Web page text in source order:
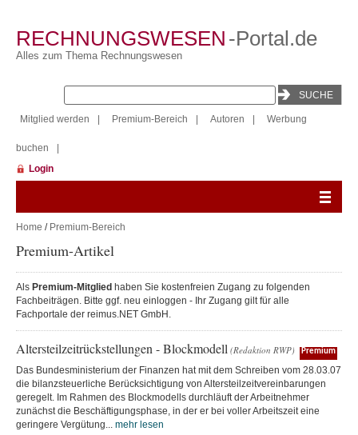
RECHNUNGSWESEN -Portal.de
Alles zum Thema Rechnungswesen
Mitglied werden Premium-Bereich Autoren Werbung
buchen
Login
Home / Premium-Bereich
Premium-Artikel
Als Premium-Mitglied haben Sie kostenfreien Zugang zu folgenden
Fachbeiträgen. Bitte ggf. neu einloggen - Ihr Zugang gilt für alle
Fachportale der reimus.NET GmbH.
Altersteilzeitrückstellungen - Blockmodell (Redaktion RWP) Premium
Das Bundesministerium der Finanzen hat mit dem Schreiben vom 28.03.07
die bilanzsteuerliche Berücksichtigung von Altersteilzeitvereinbarungen
geregelt. Im Rahmen des Blockmodells durchläuft der Arbeitnehmer
zunächst die Beschäftigungsphase, in der er bei voller Arbeitszeit eine
geringere Vergütung... mehr lesen